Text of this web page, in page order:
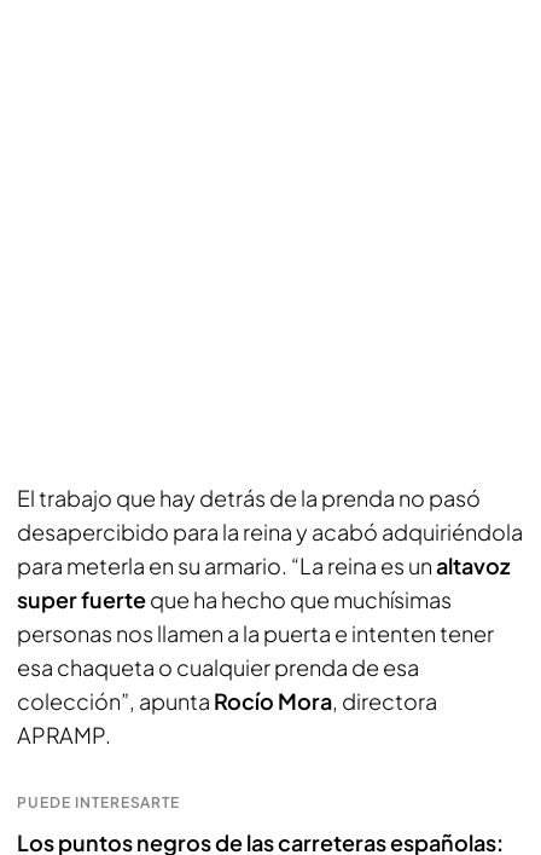
El trabajo que hay detrás de la prenda no pasó
desapercibido para la reina y acabó adquiriéndola
para meterla en su armario. “La reina es unaltavoz
super fuerteque ha hecho que muchísimas
personas nos llamen a la puerta e intenten tener
esa chaqueta o cualquier prenda de esa
colección”, apunta Rocío Mora, directora
APRAMP.
PUEDE INTERESARTE
Los puntos negros de las carreteras españolas: